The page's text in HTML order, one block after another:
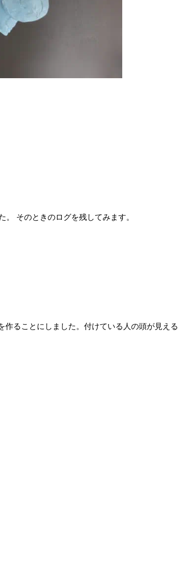
そのときのログを残してみます。
ることにしました。付けている人の頭が見える